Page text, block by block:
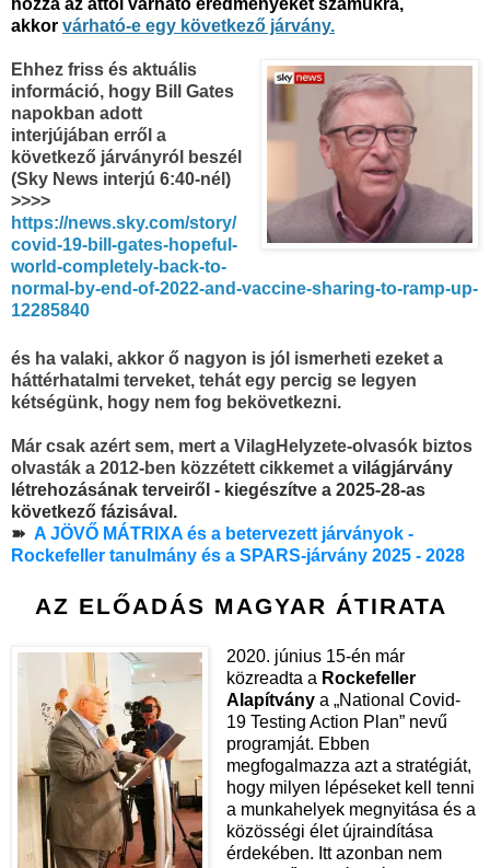
akkor várható-e egy következő járvány.
Ehhez friss és aktuális
információ, hogy Bill Gates
napokban adott
interjújában erről a
következő járványról beszél
(Sky News interjú 6:40-nél)
>>>>
https://news.sky.com/story/
covid-19-bill-gates-hopeful-
world-completely-back-to-
normal-by-end-of-2022-and-vaccine-sharing-to-ramp-up-
12285840
és ha valaki, akkor ő nagyon is jól ismerheti ezeket a
háttérhatalmi terveket, tehát egy percig se legyen
kétségünk, hogy nem fog bekövetkezni.
Már csak azért sem, mert a VilagHelyzete-olvasók biztos
olvasták a 2012-ben közzétett cikkemet a világjárvány
létrehozásának terveiről - kiegészítve a 2025-28-as
következő fázisával .
➽ A JÖVŐ MÁTRIXA és a betervezett járványok -
Rockefeller tanulmány és a SPARS-járvány 2025 - 2028
AZ ELŐADÁS MAGYAR ÁTIRATA
2020. június 15-én már
közreadta a Rockefeller
Alapítványa „National Covid-
19 Testing Action Plan” nevű
programját. Ebben
megfogalmazza azt a stratégiát,
hogy milyen lépéseket kell tenni
a munkahelyek megnyitása és a
közösségi élet újraindítása
érdekében. Itt azonban nem